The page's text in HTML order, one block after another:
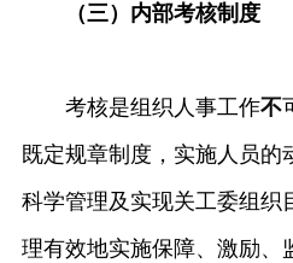
（三）内部考核制度
考核是组织人事工作不
既定规章制度，实施人员的
科学管理及实现关工委组织
理有效地实施保障、激励、